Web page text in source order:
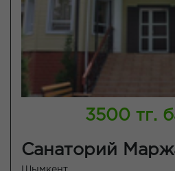
3500 тг.
Санаторий